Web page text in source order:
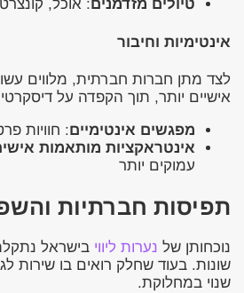
טיולים מזדמנים : אוכל,
אינטימיות וחיבור
לצד מתן חברות חברתית, מלווים
אישיים יותר, תוך הקפדה על
מפגשים אינטימיים: חוויות
אינטראקציות מותאמות
עמוקים יותר
תפיסות חברתיות
נוכחותן של נערות ליווי בישראל
שונות. בעוד שחלק רואים בו שירות
שנוי במחלוקת.